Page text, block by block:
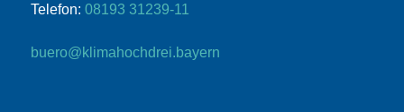
Telefon: 08193 31239-11
buero@klimahochdrei.bayern